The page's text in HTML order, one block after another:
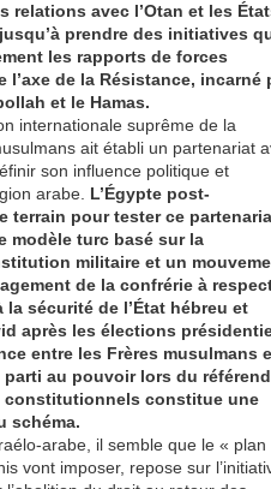
relations avec l’Otan et les
prendre des initiatives
les rapports de forces
l’axe de la Résistance, incarné
et le Hamas.
internationale suprême de la
ait établi un partenariat
son influence politique et
arabe. L’Égypte post-
terrain pour tester ce
modèle turc basé sur la
militaire et un
de la confrérie à
sécurité de l’État hébreu et
après les élections
entre les Frères musulmans
parti au pouvoir lors du
constitutionnels constitue une
schéma.
arabe, il semble que le « plan
vont imposer, repose sur